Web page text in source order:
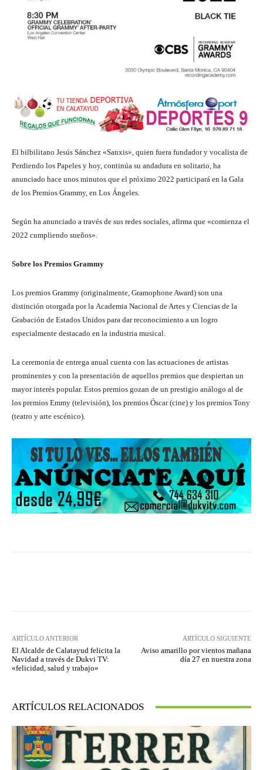
El bilbilitano Jesús Sánchez «Sanxis», quien fuera fundador y vocalista de
Perdiendo los Papeles y hoy, continúa su andadura en solitario, ha
anunciado hace unos minutos que el próximo 2022 participará en la Gala
de los Premios Grammy, en Los Ángeles.
Según ha anunciado a través de sus redes sociales, afirma que «comienza el
2022 cumpliendo sueños».
Sobre los Premios Grammy
Los premios Grammy (originalmente, Gramophone Award) son una
distinción otorgada por la Academia Nacional de Artes y Ciencias de la
Grabación de Estados Unidos para dar reconocimiento a un logro
especialmente destacado en la industria musical.
La ceremonia de entrega anual cuenta con las actuaciones de artistas
prominentes y con la presentación de aquellos premios que despiertan un
mayor interés popular. Estos premios gozan de un prestigio análogo al de
los premios Emmy (televisión), los premios Óscar (cine) y los premios Tony
(teatro y arte escénico).
ARTÍCULO ANTERIOR
El Alcalde de Calatayud felicita la
Navidad a través de Dukvi TV:
«felicidad, salud y trabajo»
ARTÍCULO SIGUIENTE
Aviso amarillo por vientos mañana
día 27 en nuestra zona
ARTÍCULOS RELACIONADOS